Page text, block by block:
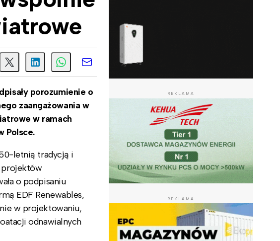
porozumienie o
zaangażowania w
w ramach
Polsce.
letnią tradycją i
projektów
o podpisaniu
EDF Renewables,
w projektowaniu,
odnawialnych
REKLAMA
REKLAMA